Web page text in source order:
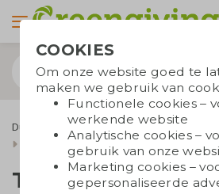
Duurzame tassen Draagtassen
Gerecyclede papieren tassen
Tas
Tas graspapier
COOKIES
Om onze website goed te
maken we gebruik van
Functionele cookies –
werkende website
Analytische cookies –
gebruik van onze
Marketing cookies –
gepersonaliseerde